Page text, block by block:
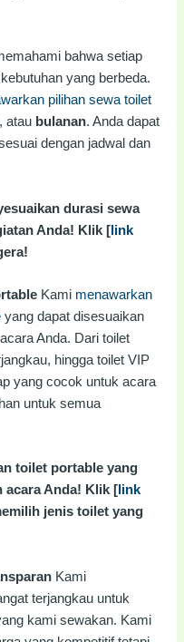
bahwa setiap
yang berbeda.
pilihan sewa toilet
, atau bulanan. Anda dapat
dengan jadwal dan
durasi sewa
Anda! Klik [link
Kami menawarkan
yang dapat disesuaikan
Anda. Dari toilet
hingga toilet VIP
yang cocok untuk acara
untuk semua
toilet portable yang
acara Anda! Klik [ link
jenis toilet yang
Kami
terjangkau untuk
kami sewakan. Kami